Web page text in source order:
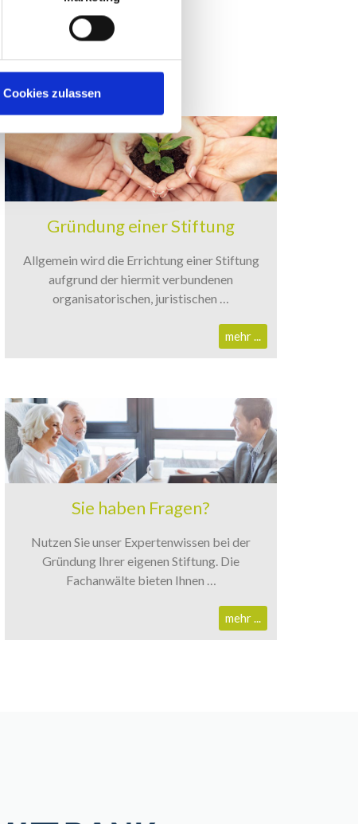
Cookies zulassen
Gründung einer Stiftung
Allgemein wird die Errichtung einer Stiftung
aufgrund der hiermit verbundenen
organisatorischen, juristischen …
mehr ...
Sie haben Fragen?
Nutzen Sie unser Expertenwissen bei der
Gründung Ihrer eigenen Stiftung. Die
Fachanwälte bieten Ihnen …
mehr ...